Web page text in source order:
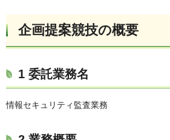
企画提案競技の概要
1 委託業務名
情報セキュリティ監査業務